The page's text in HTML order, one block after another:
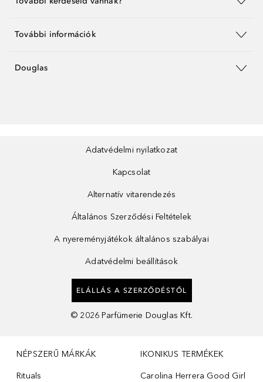
További információk
Douglas
Adatvédelmi nyilatkozat
Kapcsolat
Alternatív vitarendezés
Általános Szerződési Feltételek
A nyereményjátékok általános szabályai
Adatvédelmi beállítások
ELÁLLÁS A SZERZŐDÉSTŐL
© 2026 Parfümerie Douglas Kft.
NÉPSZERŰ MÁRKÁK
Rituals
IKONIKUS TERMÉKEK
Carolina Herrera Good Girl